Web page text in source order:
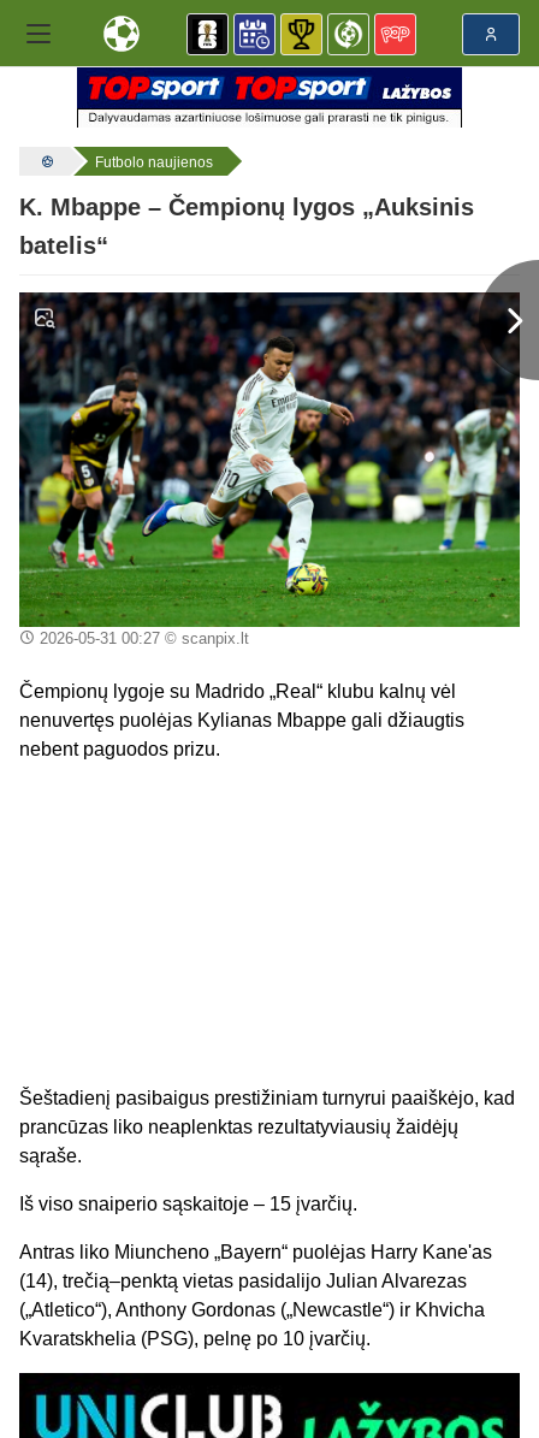
Futbolo naujienos
K. Mbappe – Čempionų lygos „Auksinis
batelis“
2026-05-31 00:27© scanpix.lt
Čempionų lygoje su Madrido „Real“ klubu kalnų vėl
nenuvertęs puolėjas Kylianas Mbappe gali džiaugtis
nebent paguodos prizu.
Šeštadienį pasibaigus prestižiniam turnyrui paaiškėjo, kad
prancūzas liko neaplenktas rezultatyviausių žaidėjų
sąraše.
Iš viso snaiperio sąskaitoje – 15 įvarčių.
Antras liko Miuncheno „Bayern“ puolėjas Harry Kane'as
(14), trečią–penktą vietas pasidalijo Julian Alvarezas
(„Atletico“), Anthony Gordonas („Newcastle“) ir Khvicha
Kvaratskhelia (PSG), pelnę po 10 įvarčių.